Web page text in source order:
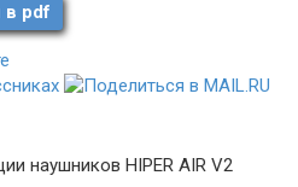
в pdf
наушников HIPER AIR V2